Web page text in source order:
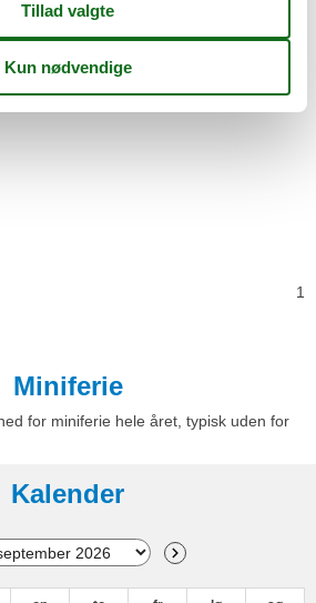
1
Miniferie
for miniferie hele året, typisk uden for
Kalender